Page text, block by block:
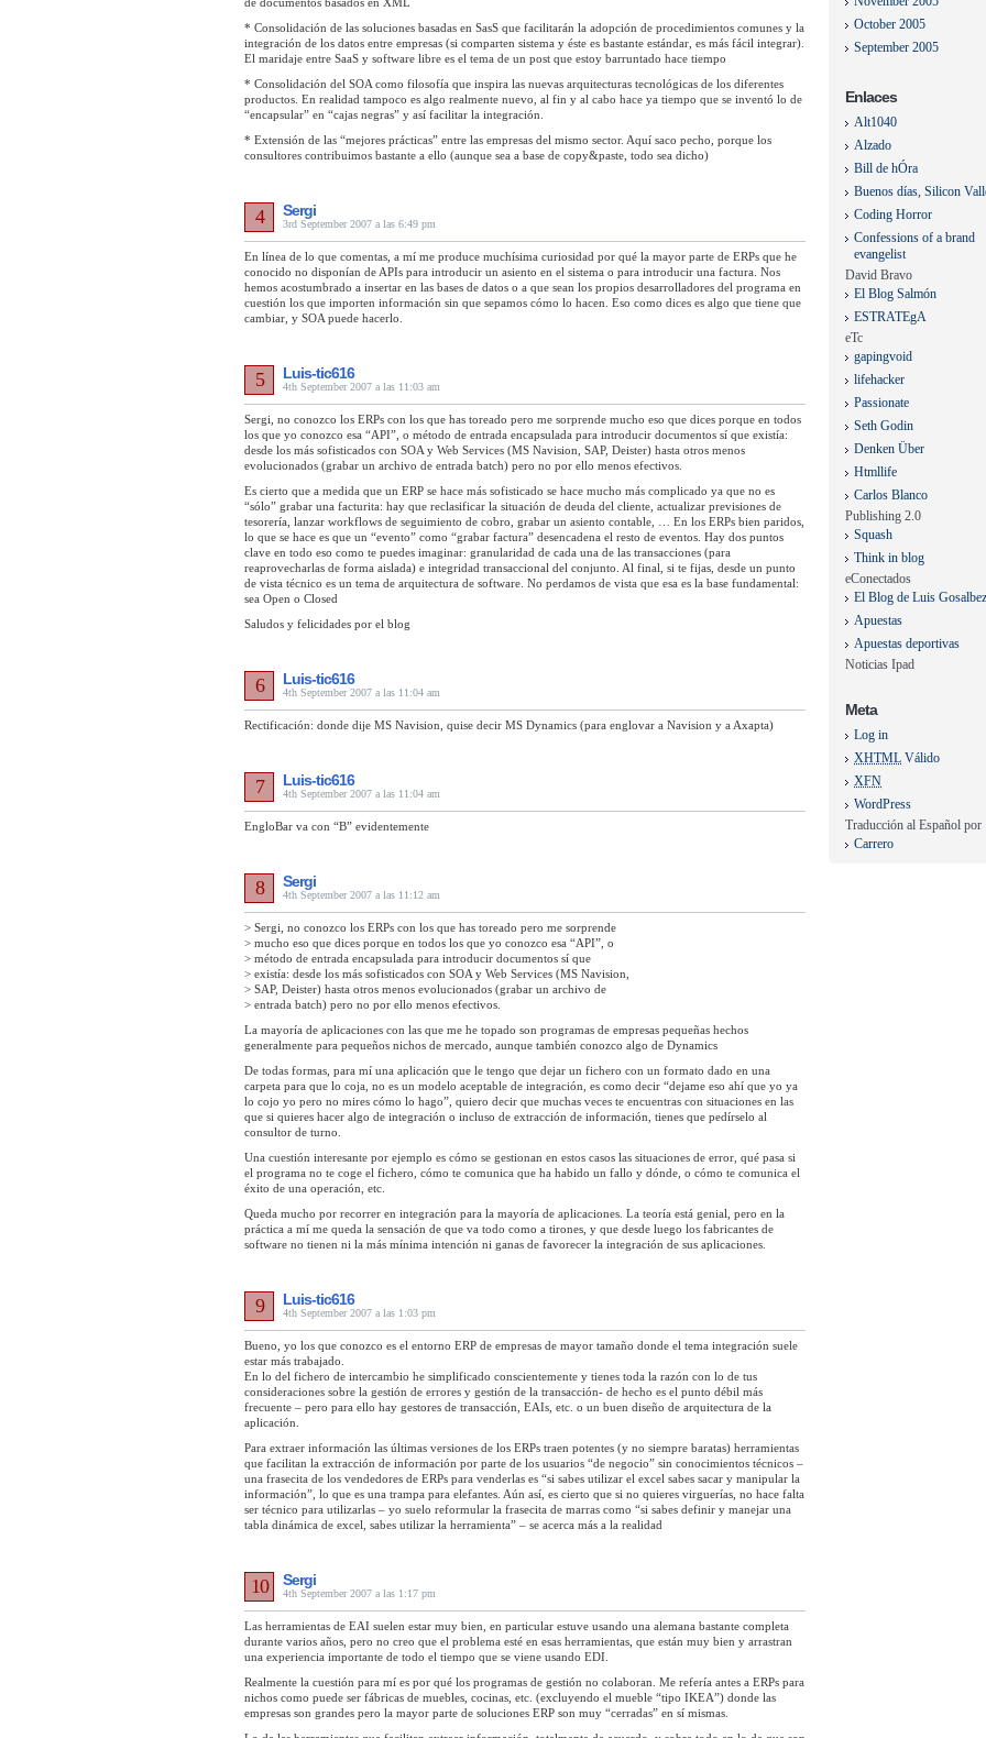
* Consolidación de las soluciones basadas en SasS que facilitarán la adopción de procedimientos comunes y la
integración de los datos entre empresas (si comparten sistema y éste es bastante estándar, es más fácil integrar).
El maridaje entre SaaS y software libre es el tema de un post que estoy barruntado hace tiempo
* Consolidación del SOA como filosofía que inspira las nuevas arquitecturas tecnológicas de los diferentes
productos. En realidad tampoco es algo realmente nuevo, al fin y al cabo hace ya tiempo que se inventó lo de
“encapsular” en “cajas negras” y así facilitar la integración.
* Extensión de las “mejores prácticas” entre las empresas del mismo sector. Aquí saco pecho, porque los
consultores contribuimos bastante a ello (aunque sea a base de copy&paste, todo sea dicho)
Sergi
3rd September 2007 a las 6:49 pm
4
En línea de lo que comentas, a mí me produce muchísima curiosidad por qué la mayor parte de ERPs que he
conocido no disponían de APIs para introducir un asiento en el sistema o para introducir una factura. Nos
hemos acostumbrado a insertar en las bases de datos o a que sean los propios desarrolladores del programa en
cuestión los que importen información sin que sepamos cómo lo hacen. Eso como dices es algo que tiene que
cambiar, y SOA puede hacerlo.
Luis-tic616
4th September 2007 a las 11:03 am
5
Sergi, no conozco los ERPs con los que has toreado pero me sorprende mucho eso que dices porque en todos
los que yo conozco esa “API”, o método de entrada encapsulada para introducir documentos sí que existía:
desde los más sofisticados con SOA y Web Services (MS Navision, SAP, Deister) hasta otros menos
evolucionados (grabar un archivo de entrada batch) pero no por ello menos efectivos.
Es cierto que a medida que un ERP se hace más sofisticado se hace mucho más complicado ya que no es
“sólo” grabar una facturita: hay que reclasificar la situación de deuda del cliente, actualizar previsiones de
tesorería, lanzar workflows de seguimiento de cobro, grabar un asiento contable, … En los ERPs bien paridos,
lo que se hace es que un “evento” como “grabar factura” desencadena el resto de eventos. Hay dos puntos
clave en todo eso como te puedes imaginar: granularidad de cada una de las transacciones (para
reaprovecharlas de forma aislada) e integridad transaccional del conjunto. Al final, si te fijas, desde un punto
de vista técnico es un tema de arquitectura de software. No perdamos de vista que esa es la base fundamental:
sea Open o Closed
Saludos y felicidades por el blog
Luis-tic616
4th September 2007 a las 11:04 am
6
Rectificación: donde dije MS Navision, quise decir MS Dynamics (para englovar a Navision y a Axapta)
Luis-tic616
4th September 2007 a las 11:04 am
7
EngloBar va con “B” evidentemente
Sergi
4th September 2007 a las 11:12 am
8
> Sergi, no conozco los ERPs con los que has toreado pero me sorprende
> mucho eso que dices porque en todos los que yo conozco esa “API”, o
> método de entrada encapsulada para introducir documentos sí que
> existía: desde los más sofisticados con SOA y Web Services (MS Navision,
> SAP, Deister) hasta otros menos evolucionados (grabar un archivo de
> entrada batch) pero no por ello menos efectivos.
La mayoría de aplicaciones con las que me he topado son programas de empresas pequeñas hechos
generalmente para pequeños nichos de mercado, aunque también conozco algo de Dynamics
De todas formas, para mí una aplicación que le tengo que dejar un fichero con un formato dado en una
carpeta para que lo coja, no es un modelo aceptable de integración, es como decir “dejame eso ahí que yo ya
lo cojo yo pero no mires cómo lo hago”, quiero decir que muchas veces te encuentras con situaciones en las
que si quieres hacer algo de integración o incluso de extracción de información, tienes que pedírselo al
consultor de turno.
Una cuestión interesante por ejemplo es cómo se gestionan en estos casos las situaciones de error, qué pasa si
el programa no te coge el fichero, cómo te comunica que ha habido un fallo y dónde, o cómo te comunica el
éxito de una operación, etc.
Queda mucho por recorrer en integración para la mayoría de aplicaciones. La teoría está genial, pero en la
práctica a mí me queda la sensación de que va todo como a tirones, y que desde luego los fabricantes de
software no tienen ni la más mínima intención ni ganas de favorecer la integración de sus aplicaciones.
Luis-tic616
4th September 2007 a las 1:03 pm
9
Bueno, yo los que conozco es el entorno ERP de empresas de mayor tamaño donde el tema integración suele
estar más trabajado.
En lo del fichero de intercambio he simplificado conscientemente y tienes toda la razón con lo de tus
consideraciones sobre la gestión de errores y gestión de la transacción- de hecho es el punto débil más
frecuente – pero para ello hay gestores de transacción, EAIs, etc. o un buen diseño de arquitectura de la
aplicación.
Para extraer información las últimas versiones de los ERPs traen potentes (y no siempre baratas) herramientas
que facilitan la extracción de información por parte de los usuarios “de negocio” sin conocimientos técnicos –
una frasecita de los vendedores de ERPs para venderlas es “si sabes utilizar el excel sabes sacar y manipular la
información”, lo que es una trampa para elefantes. Aún así, es cierto que si no quieres virguerías, no hace falta
ser técnico para utilizarlas – yo suelo reformular la frasecita de marras como “si sabes definir y manejar una
tabla dinámica de excel, sabes utilizar la herramienta” – se acerca más a la realidad
Sergi
4th September 2007 a las 1:17 pm
10
Las herramientas de EAI suelen estar muy bien, en particular estuve usando una alemana bastante completa
durante varios años, pero no creo que el problema esté en esas herramientas, que están muy bien y arrastran
una experiencia importante de todo el tiempo que se viene usando EDI.
Realmente la cuestión para mí es por qué los programas de gestión no colaboran. Me refería antes a ERPs para
nichos como puede ser fábricas de muebles, cocinas, etc. (excluyendo el mueble “tipo IKEA”) donde las
empresas son grandes pero la mayor parte de soluciones ERP son muy “cerradas” en sí mismas.
October 2005
September 2005
Enlaces
Alt1040
Alzado
Bill de hÓra
Buenos días, Silicon
Coding Horror
Confessions of a brand
evangelist
David Bravo
El Blog Salmón
ESTRATEgA
eTc
gapingvoid
lifehacker
Passionate
Seth Godin
Denken Über
Htmllife
Carlos Blanco
Publishing 2.0
Squash
Think in blog
eConectados
El Blog de Luis Gosalbez
Apuestas
Apuestas deportivas
Noticias Ipad
Meta
Log in
XHTML Válido
XFN
WordPress
Traducción al Español por
Carrero